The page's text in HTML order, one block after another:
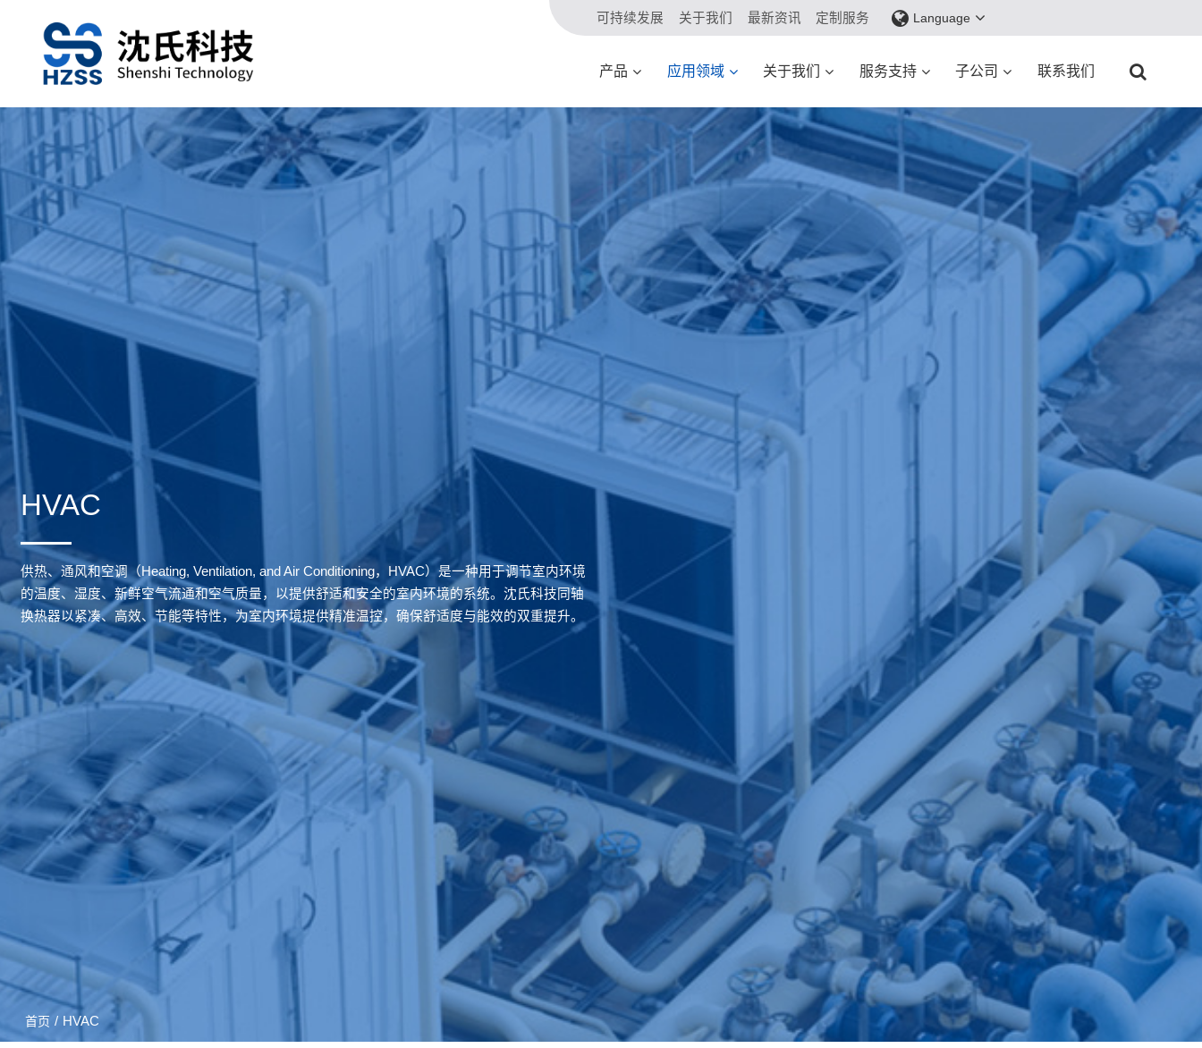
可持续发展 关于我们 最新资讯 定制服务 Language
产品 应用领域 关于我们 服务支持 子公司 联系我们
HVAC
供热、通风和空调（Heating, Ventilation, and Air Conditioning，HVAC）是一种用于调节室内环境
的温度、湿度、新鲜空气流通和空气质量，以提供舒适和安全的室内环境的系统。沈氏科技同轴
换热器以紧凑、高效、节能等特性，为室内环境提供精准温控，确保舒适度与能效的双重提升。
首页 / HVAC